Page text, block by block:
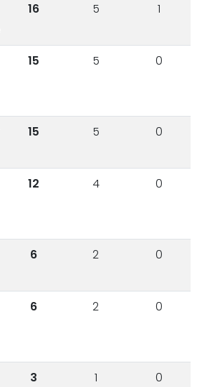
16 5 1
15 5 0
15 5 0
12 4 0
6 2 0
6 2 0
3 1 0